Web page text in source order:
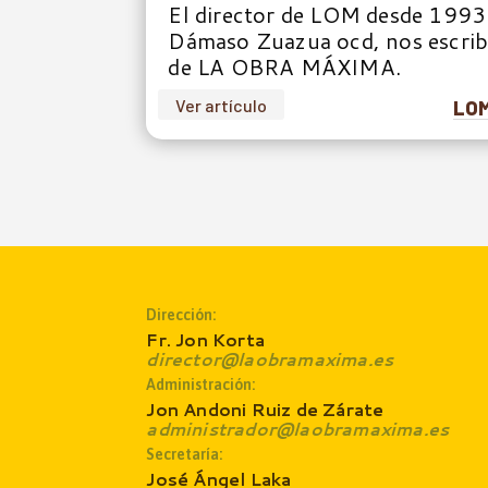
El director de LOM desde
Dámaso Zuazua ocd, nos
de LA OBRA MÁXIMA.
Ver artículo
Dirección:
Fr. Jon Korta
director@laobramaxima.es
Administración:
Jon Andoni Ruiz de Zárate
administrador@laobramaxima.es
Secretaría:
José Ángel Laka